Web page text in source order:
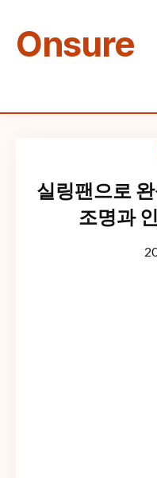
Onsure
실링팬으로
조명과